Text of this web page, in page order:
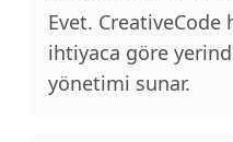
Evet.
ihtiyaca göre
yönetimi sunar.